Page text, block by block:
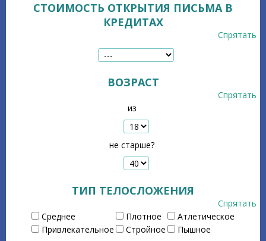
СТОИМОСТЬ ОТКРЫТИЯ ПИСЬМА В
КРЕДИТАХ
Спрятать
ВОЗРАСТ
Спрятать
из
не старше?
ТИП ТЕЛОСЛОЖЕНИЯ
Спрятать
Среднее
Плотное
Атлетическое
Привлекательное
Стройное Пышное